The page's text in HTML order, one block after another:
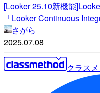
[Looker 25.10新機能
「Looker Continuous
さがら
2025.07.08
クラス